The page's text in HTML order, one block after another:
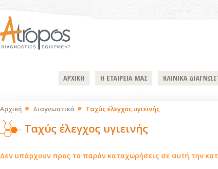
ΑΡΧΙΚΗ Η ΕΤΑΙΡΕΙΑ ΜΑΣ ΚΛΙΝΙΚΑ
Αρχική Διαγνωστικά Ταχύς έλεγχος υγιεινής
Ταχύς έλεγχος υγιεινής
Δεν υπάρχουν προς το παρόν καταχωρήσεις σε αυτή την